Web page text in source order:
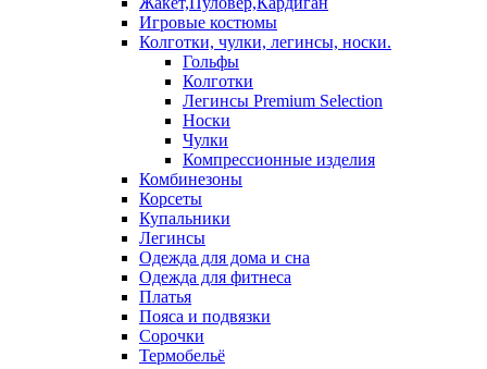
Игровые костюмы
Колготки, чулки, легинсы, носки.
Гольфы
Колготки
Легинсы Premium Selection
Носки
Чулки
Компрессионные изделия
Комбинезоны
Корсеты
Купальники
Легинсы
Одежда для дома и сна
Одежда для фитнеса
Платья
Пояса и подвязки
Сорочки
Термобельё